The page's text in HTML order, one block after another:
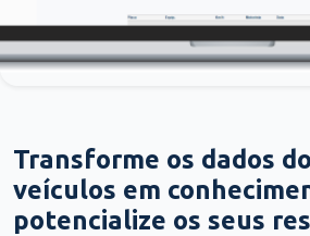
Transforme os dados
veículos em
potencialize os seus